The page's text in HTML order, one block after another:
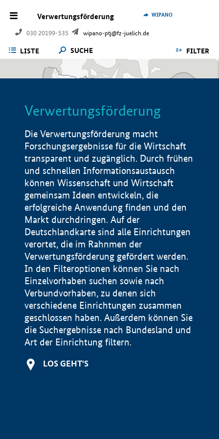
Verwertungsförderung
030 20199-535 wipano-ptj@fz-juelich.de
WIPANO
LISTE SUCHE FILTER
Verwertungsförderung
Die Verwertungsförderung macht
Forschungsergebnisse für die Wirtschaft
transparent und zugänglich. Durch frühen
und schnellen Informationsaustausch
können Wissenschaft und Wirtschaft
gemeinsam Ideen entwickeln, die
erfolgreiche Anwendung finden und den
Markt durchdringen. Auf der
Deutschlandkarte sind alle Einrichtungen
verortet, die im Rahnmen der
Verwertungsförderung gefördert werden.
In den Filteroptionen können Sie nach
Einzelvorhaben suchen sowie nach
Verbundvorhaben, zu denen sich
verschiedene Einrichtungen zusammen
geschlossen haben. Außerdem können Sie
die Suchergebnisse nach Bundesland und
Art der Einrichtung filtern.
LOS GEHT'S